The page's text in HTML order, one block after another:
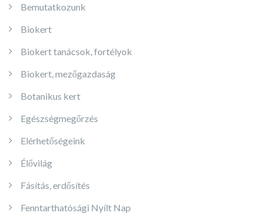
Bemutatkozunk
Biokert
Biokert tanácsok, fortélyok
Biokert, mezőgazdaság
Botanikus kert
Egészségmegőrzés
Elérhetőségeink
Élővilág
Fásítás, erdősítés
Fenntarthatósági Nyílt Nap